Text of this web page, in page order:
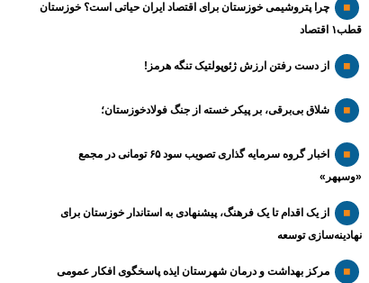
چرا پتروشیمی خوزستان برای اقتصاد ایران حیاتی است؟ خوزستان
قطب۱ اقتصاد
از دست رفتن ارزش ژئوپولتیک تنگه هرمز!
شلاق‌ بی‌برقی، بر پیکر خسته‌ از جنگ فولادخوزستان؛
اخبار گروه سرمایه گذاری تصویب سود ۶۵ تومانی در مجمع
«وسپهر»
از یک اقدام تا یک فرهنگ، پیشنهادی به استاندار خوزستان برای
نهادینه‌سازی توسعه
مرکز بهداشت و درمان شهرستان ایذه پاسخگوی افکار عمومی